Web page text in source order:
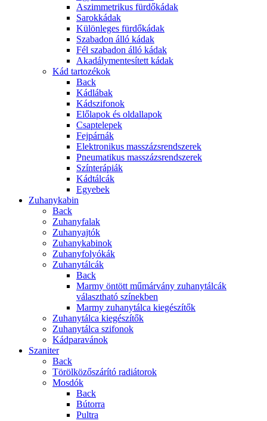
Aszimmetrikus fürdőkádak
Sarokkádak
Különleges fürdőkádak
Szabadon álló kádak
Fél szabadon álló kádak
Akadálymentesített kádak
Kád tartozékok
Back
Kádlábak
Kádszifonok
Előlapok és oldallapok
Csaptelepek
Fejpárnák
Elektronikus masszázsrendszerek
Pneumatikus masszázsrendszerek
Színterápiák
Kádtálcák
Egyebek
Zuhanykabin
Back
Zuhanyfalak
Zuhanyajtók
Zuhanykabinok
Zuhanyfolyókák
Zuhanytálcák
Back
Marmy öntött műmárvány zuhanytálcák
választható színekben
Marmy zuhanytálca kiegészítők
Zuhanytálca kiegészítők
Zuhanytálca szifonok
Kádparavánok
Szaniter
Back
Törölközőszárító radiátorok
Mosdók
Back
Bútorra
Pultra